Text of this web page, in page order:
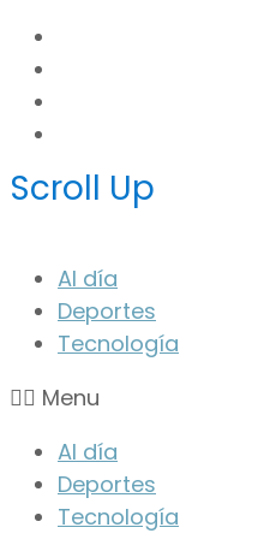
Scroll Up
Al día
Deportes
Tecnología
Menu
Al día
Deportes
Tecnología